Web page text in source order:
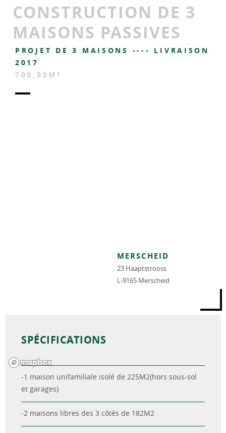
CONSTRUCTION DE 3
MAISONS PASSIVES
PROJET DE 3 MAISONS ---- LIVRAISON
2017
700,00M²
MERSCHEID
23 Haaptstrooss
L-9165 Merscheid
SPÉCIFICATIONS
-1 maison unifamiliale isolé de 225M2(hors sous-sol
et garages)
-2 maisons libres des 3 côtés de 182M2